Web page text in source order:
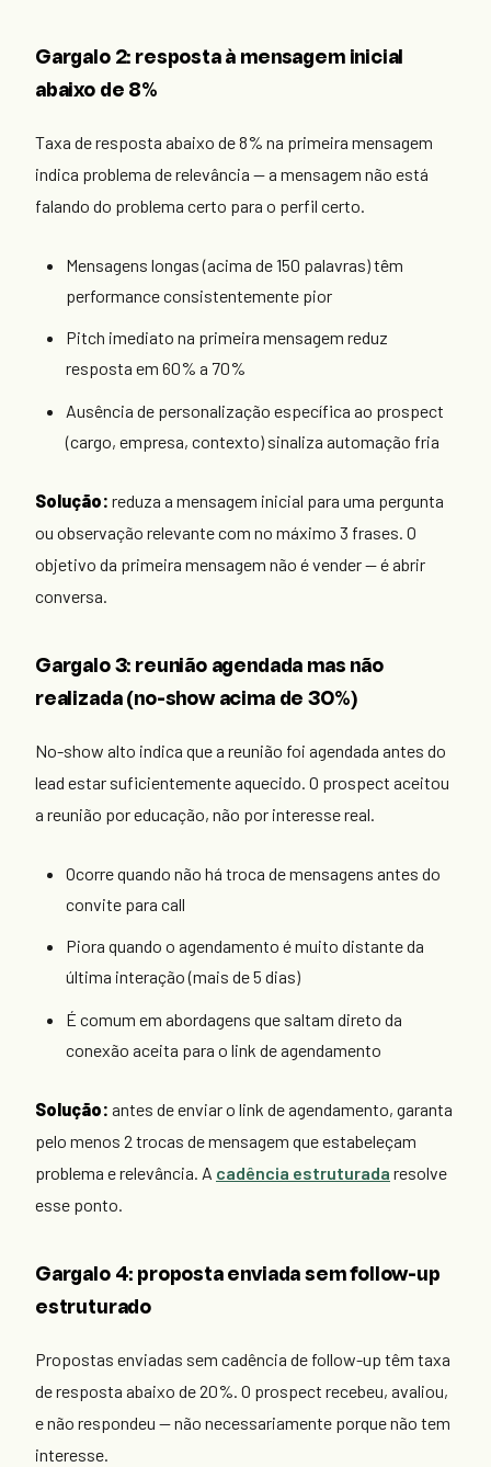
Gargalo 2: resposta à mensagem inicial
abaixo de 8%
Taxa de resposta abaixo de 8% na primeira mensagem
indica problema de relevância — a mensagem não está
falando do problema certo para o perfil certo.
Mensagens longas (acima de 150 palavras) têm
performance consistentemente pior
Pitch imediato na primeira mensagem reduz
resposta em 60% a 70%
Ausência de personalização específica ao prospect
(cargo, empresa, contexto) sinaliza automação fria
Solução: reduza a mensagem inicial para uma pergunta
ou observação relevante com no máximo 3 frases. O
objetivo da primeira mensagem não é vender — é abrir
conversa.
Gargalo 3: reunião agendada mas não
realizada (no-show acima de 30%)
No-show alto indica que a reunião foi agendada antes do
lead estar suficientemente aquecido. O prospect aceitou
a reunião por educação, não por interesse real.
Ocorre quando não há troca de mensagens antes do
convite para call
Piora quando o agendamento é muito distante da
última interação (mais de 5 dias)
É comum em abordagens que saltam direto da
conexão aceita para o link de agendamento
Solução: antes de enviar o link de agendamento, garanta
pelo menos 2 trocas de mensagem que estabeleçam
problema e relevância. A cadência estruturada resolve
esse ponto.
Gargalo 4: proposta enviada sem follow-up
estruturado
Propostas enviadas sem cadência de follow-up têm taxa
de resposta abaixo de 20%. O prospect recebeu, avaliou,
e não respondeu — não necessariamente porque não tem
interesse.